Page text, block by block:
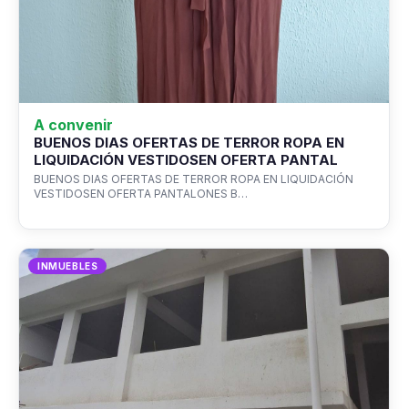
A convenir
BUENOS DIAS OFERTAS DE TERROR ROPA EN
LIQUIDACIÓN VESTIDOSEN OFERTA PANTAL
BUENOS DIAS OFERTAS DE TERROR ROPA EN LIQUIDACIÓN
VESTIDOSEN OFERTA PANTALONES B…
INMUEBLES